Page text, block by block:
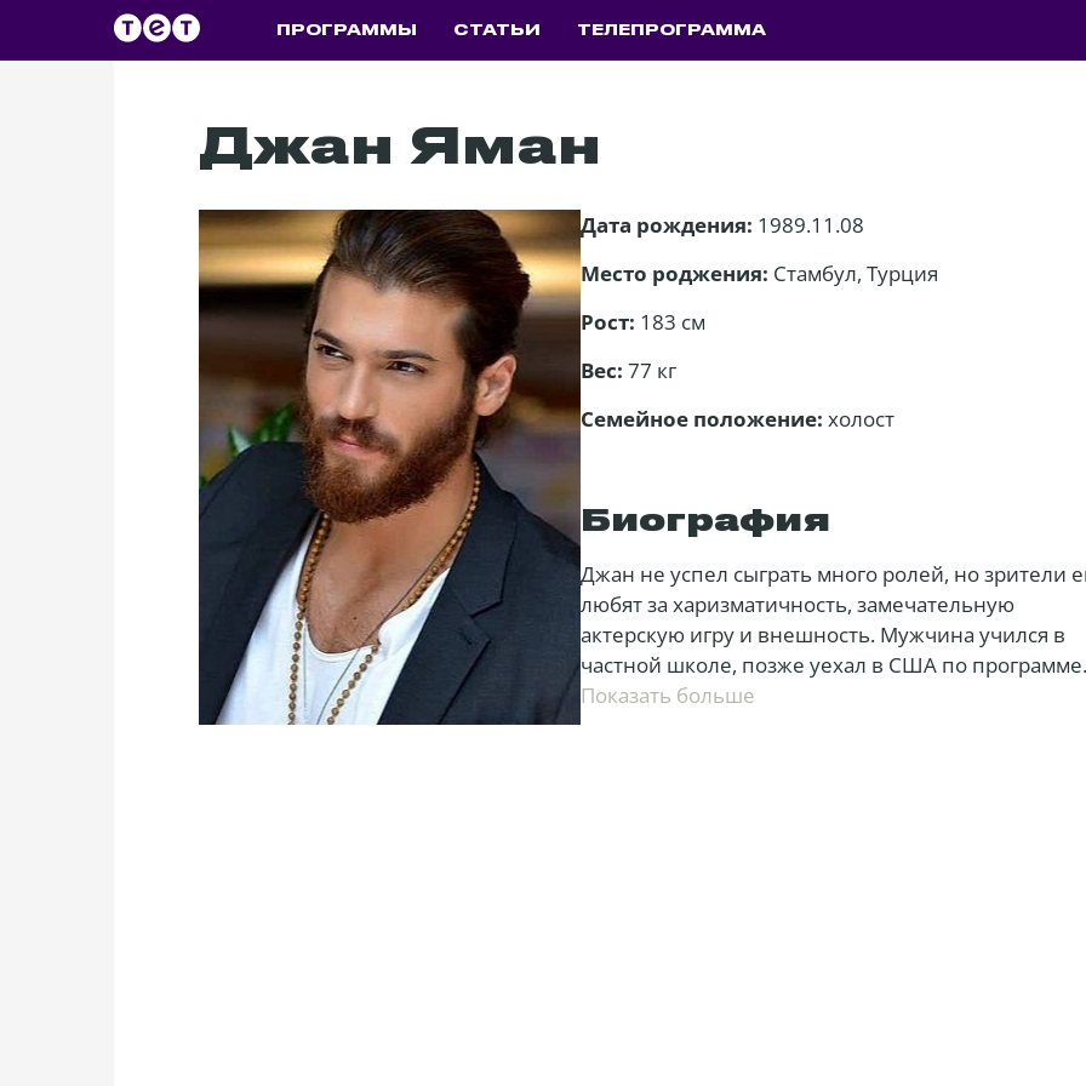
ПРОГРАММЫ СТАТЬИ ТЕЛЕПРОГРАММА
Джан Яман
Дата рождения: 1989.11.08
Место роджения: Стамбул, Турция
Рост: 183 см
Вес: 77 кг
Семейное положение: холост
Биография
Джан не успел сыграть много ролей, но зрители
любят за харизматичность, замечательную
актерскую игру и внешность. Мужчина учился в
частной школе, позже уехал в США по программе
обмена студентов, а также получил образование
юриста. И хотя работал в крупной перспективной
показать больше